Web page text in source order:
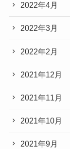
2022年4月
2022年3月
2022年2月
2021年12月
2021年11月
2021年10月
2021年9月